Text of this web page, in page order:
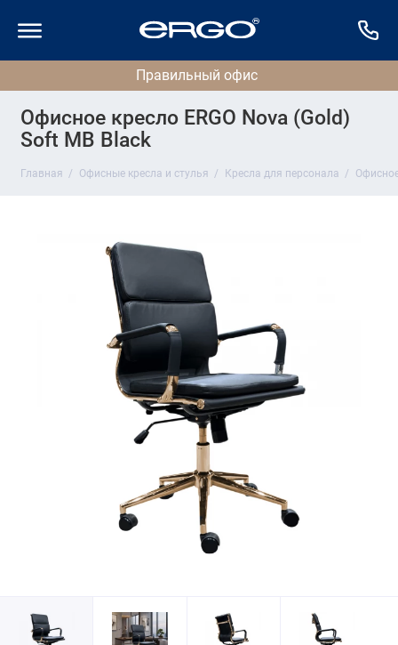
Офисное кресло ERGO Nova (Gold)
Soft MB Black
Главная Офисные кресла и стулья Кресла для персонала